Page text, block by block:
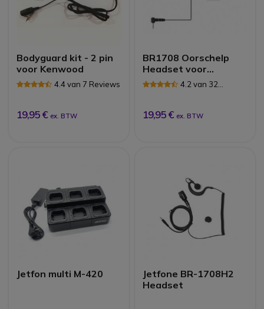
Bodyguard kit - 2 pin
voor Kenwood
4.4 van 7 Reviews
19,95 € ex. BTW
BR1708 Oorschelp
Headset voor
Motorola portofoons
4.2 van 32
19,95 € ex. BTW
Jetfon multi M-420
Jetfone BR-1708H2
Headset